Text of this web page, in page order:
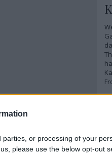
or processing of your
please use the below opt-out